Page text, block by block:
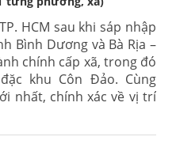
HCM sau khi sáp nhập
Bình Dương và Bà Rịa –
chính cấp xã, trong đó
khu Côn Đảo. Cùng
nhất, chính xác về vị trí